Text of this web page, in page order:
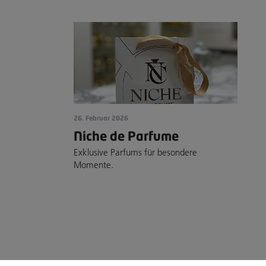
26. Februar 2026
Niche de Parfume
Exklusive Parfums für besondere
Momente.